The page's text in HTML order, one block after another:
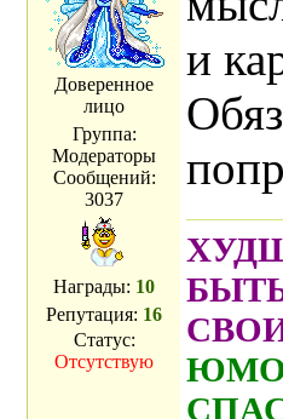
Доверенное
лицо
Группа:
Модераторы
Сообщений:
3037
Награды: 10
Репутация: 16
Статус:
Отсутствую
и